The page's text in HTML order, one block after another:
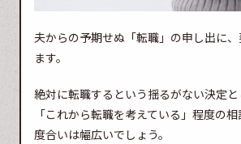
夫からの予期せぬ「転職」の申し出に
ます。
絶対に転職するという揺るがない決定と
「これから転職を考えている」程度の
度合いは幅広いでしょう。